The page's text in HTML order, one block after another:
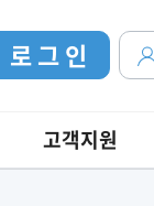
로 그 인
고객지원